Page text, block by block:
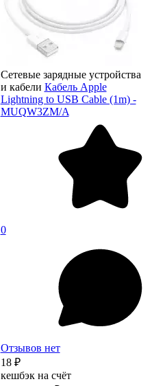
Сетевые зарядные устройства
и кабели Кабель Apple
Lightning to USB Cable (1m) -
MUQW3ZM/A
0
Отзывов нет
18 ₽
кешбэк на счёт